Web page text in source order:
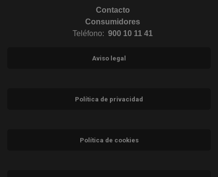
Contacto
Consumidores
Teléfono: 900 10 11 41
Aviso legal
Política de privacidad
Política de cookies